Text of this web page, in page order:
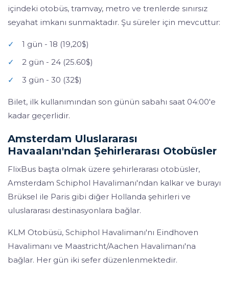
içindeki otobüs, tramvay, metro ve trenlerde sınırsız
seyahat imkanı sunmaktadır. Şu süreler için mevcuttur:
✓
1 gün - 18 (19,20$)
✓
2 gün - 24 (25.60$)
✓
3 gün - 30 (32$)
Bilet, ilk kullanımından son günün sabahı saat 04:00'e
kadar geçerlidir.
Amsterdam Uluslararası
Havaalanı'ndan Şehirlerarası Otobüsler
FlixBus başta olmak üzere şehirlerarası otobüsler,
Amsterdam Schiphol Havalimanı'ndan kalkar ve burayı
Brüksel ile Paris gibi diğer Hollanda şehirleri ve
uluslararası destinasyonlara bağlar.
KLM Otobüsü, Schiphol Havalimanı'nı Eindhoven
Havalimanı ve Maastricht/Aachen Havalimanı'na
bağlar. Her gün iki sefer düzenlenmektedir.